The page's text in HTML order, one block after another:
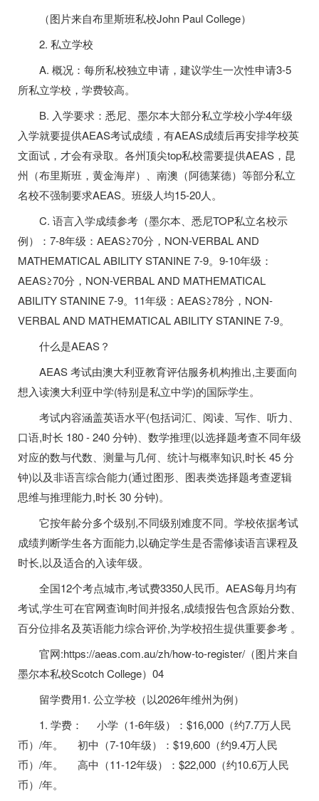
（图片来自布里斯班私校John Paul College）
2. 私立学校
A. 概况：每所私校独立申请，建议学生一次性申请3-5
所私立学校，学费较高。
B. 入学要求：悉尼、墨尔本大部分私立学校小学4年级
入学就要提供AEAS考试成绩，有AEAS成绩后再安排学校英
文面试，才会有录取。各州顶尖top私校需要提供AEAS，昆
州（布里斯班，黄金海岸）、南澳（阿德莱德）等部分私立
名校不强制要求AEAS。班级人均15-20人。
C. 语言入学成绩参考（墨尔本、悉尼TOP私立名校示
例）：7-8年级：AEAS≥70分，NON-VERBAL AND
MATHEMATICAL ABILITY STANINE 7-9。9-10年级：
AEAS≥70分，NON-VERBAL AND MATHEMATICAL
ABILITY STANINE 7-9。11年级：AEAS≥78分，NON-
VERBAL AND MATHEMATICAL ABILITY STANINE 7-9。
什么是AEAS？
AEAS 考试由澳大利亚教育评估服务机构推出,主要面向
想入读澳大利亚中学(特别是私立中学)的国际学生。
考试内容涵盖英语水平(包括词汇、阅读、写作、听力、
口语,时长 180 - 240 分钟)、数学推理(以选择题考查不同年级
对应的数与代数、测量与几何、统计与概率知识,时长 45 分
钟)以及非语言综合能力(通过图形、图表类选择题考查逻辑
思维与推理能力,时长 30 分钟)。
它按年龄分多个级别,不同级别难度不同。学校依据考试
成绩判断学生各方面能力,以确定学生是否需修读语言课程及
时长,以及适合的入读年级。
全国12个考点城市,考试费3350人民币。AEAS每月均有
考试,学生可在官网查询时间并报名,成绩报告包含原始分数、
百分位排名及英语能力综合评价,为学校招生提供重要参考 。
官网:https://aeas.com.au/zh/how-to-register/（图片来自
墨尔本私校Scotch College）04
留学费用1. 公立学校（以2026年维州为例）
1. 学费： 小学（1-6年级）：$16,000（约7.7万人民
币）/年。 初中（7-10年级）：$19,600（约9.4万人民
币）/年。 高中（11-12年级）：$22,000（约10.6万人民
币）/年。